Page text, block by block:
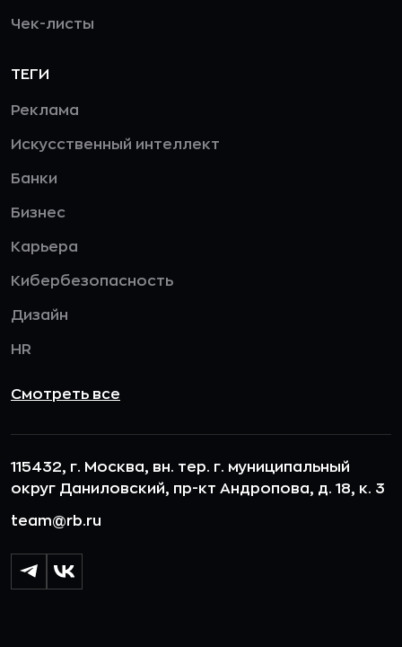
Чек-листы
ТЕГИ
Реклама
Искусственный интеллект
Банки
Бизнес
Карьера
Кибербезопасность
Дизайн
HR
Смотреть все
115432, г. Москва, вн. тер. г. муниципальный
округ Даниловский, пр-кт Андропова, д. 18, к. 3
team@rb.ru